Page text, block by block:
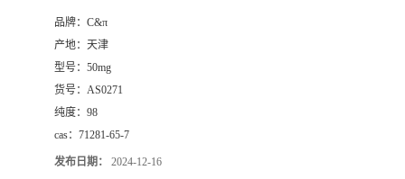
品牌： C&π
产地： 天津
型号： 50mg
货号： AS0271
纯度： 98
cas： 71281-65-7
发布日期： 2024-12-16